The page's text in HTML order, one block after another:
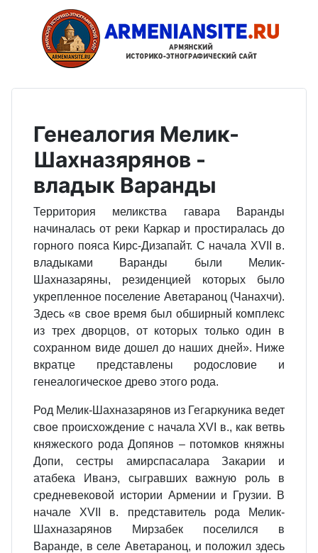
Генеалогия Мелик-
Шахназярянов -
владык Варанды
Территория меликства гавара Варанды
начиналась от реки Каркар и простиралась до
горного пояса Кирс-Дизапайт. С начала XVII в.
владыками Варанды были Мелик-
Шахназаряны, резиденцией которых было
укрепленное поселение Аветараноц (Чанахчи).
Здесь «в свое время был обширный комплекс
из трех дворцов, от которых только один в
сохранном виде дошел до наших дней». Ниже
вкратце представлены родословие и
генеалогическое древо этого рода.
Род Мелик-Шахназарянов из Гегаркуника ведет
свое происхождение с начала XVI в., как ветвь
княжеского рода Допянов – потомков княжны
Допи, сестры амирспасалара Закарии и
атабека Иванэ, сыгравших важную роль в
средневековой истории Армении и Грузии. В
начале XVII в. представитель рода Мелик-
Шахназарянов Мирзабек поселился в
Варанде, в селе Аветараноц, и положил здесь